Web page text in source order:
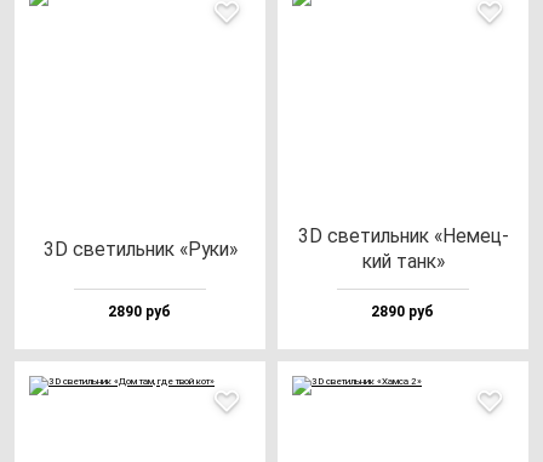
3D све­тиль­ник «Руки»
2890 руб
3D све­тиль­ник «Немец­
кий танк»
2890 руб